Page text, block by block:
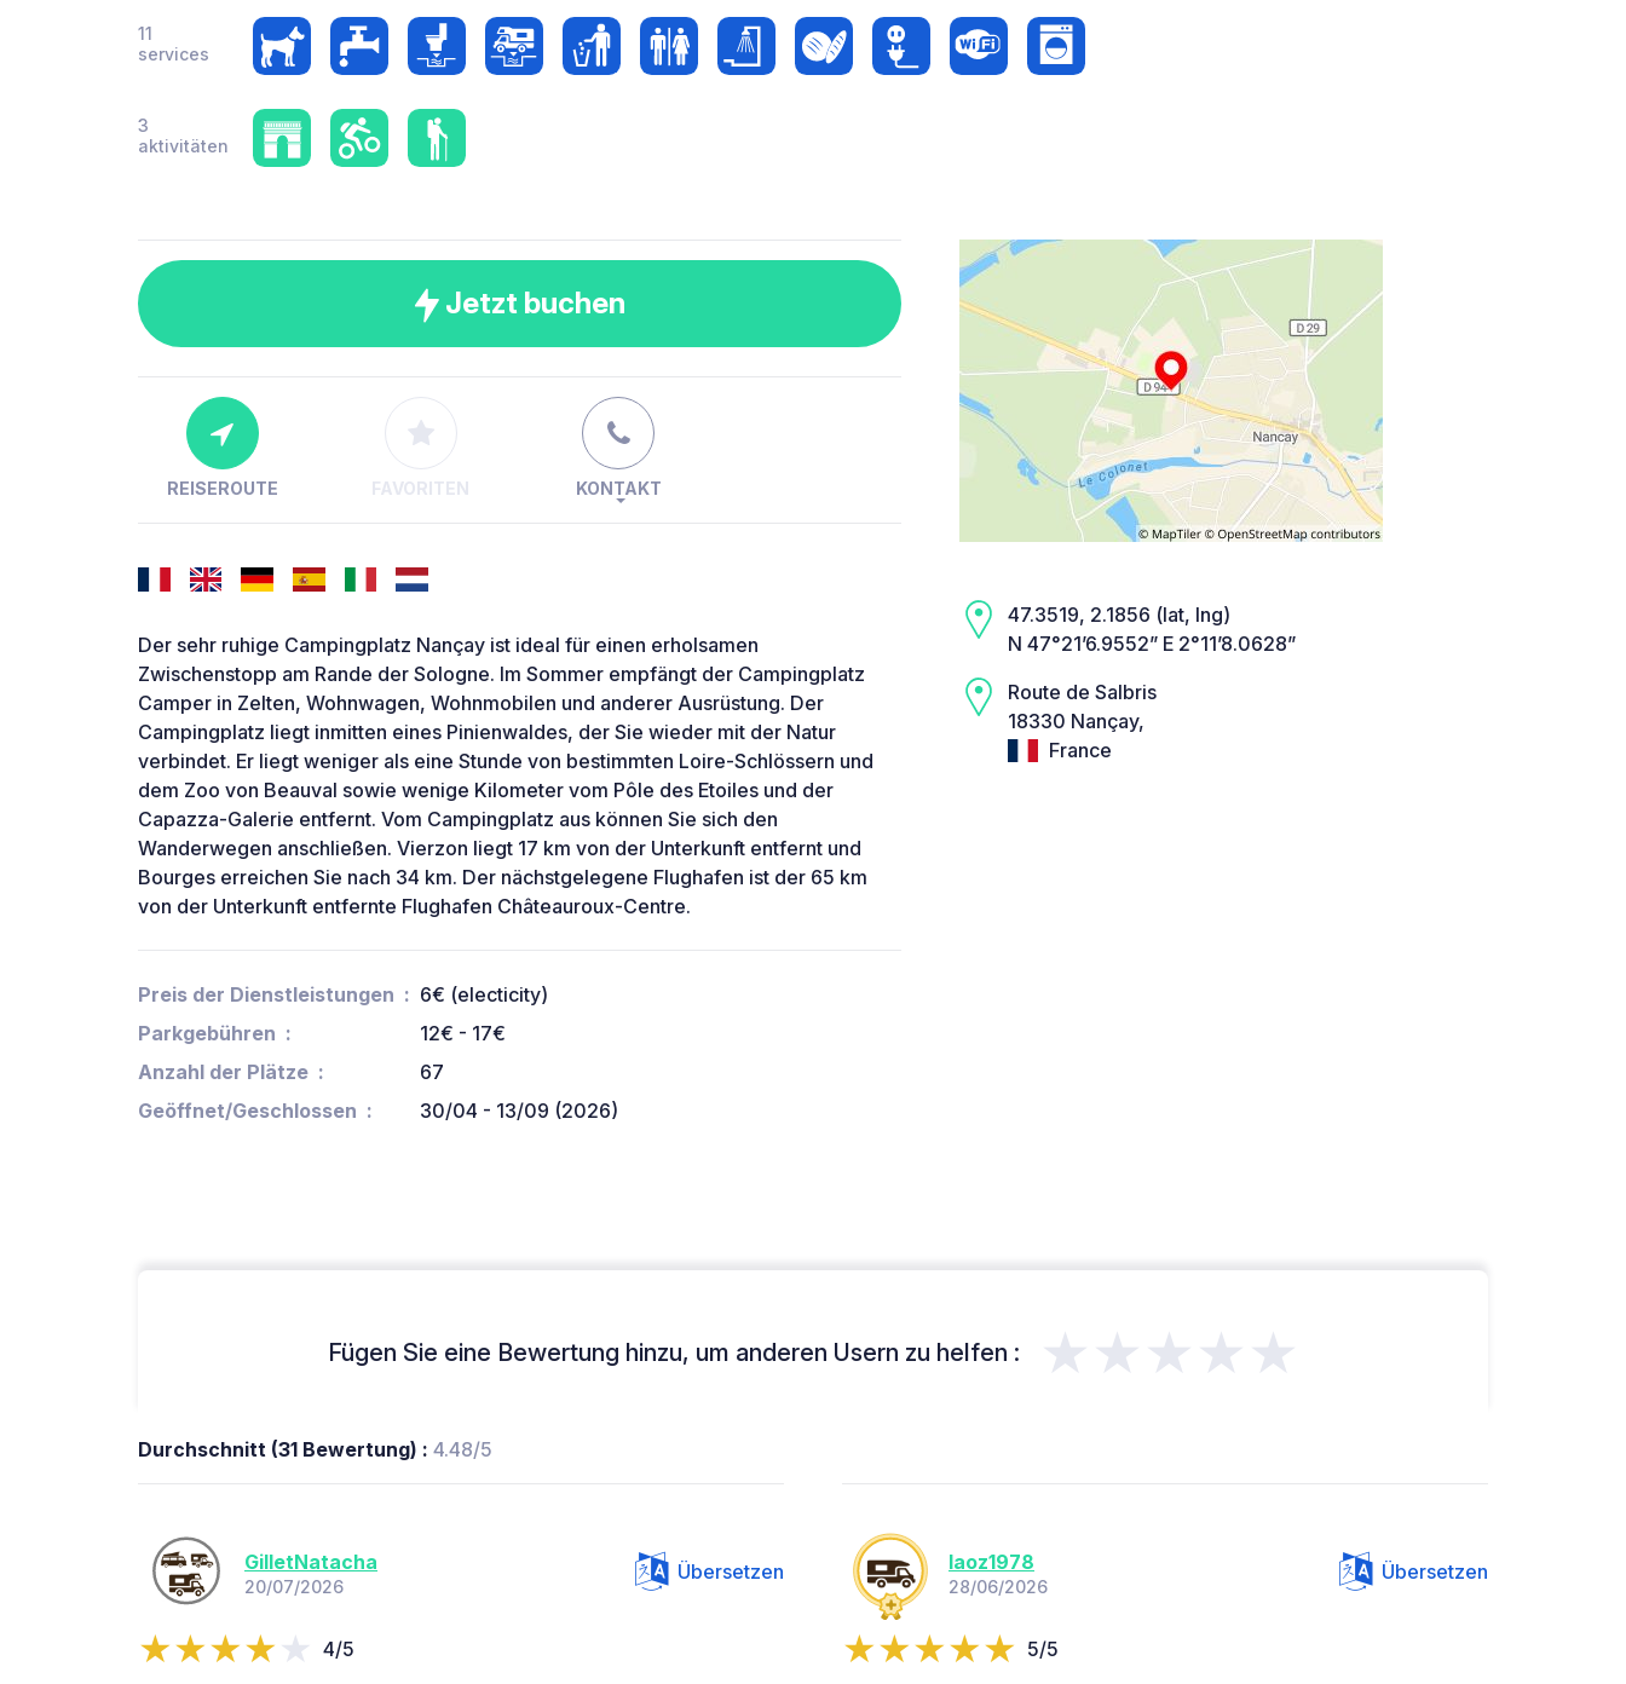
11
services
3
aktivitäten
Jetzt buchen
REISEROUTE FAVORITEN KONTAKT
Der sehr ruhige Campingplatz Nançay ist ideal für einen erholsamen
Zwischenstopp am Rande der Sologne. Im Sommer empfängt der Campingplatz
Camper in Zelten, Wohnwagen, Wohnmobilen und anderer Ausrüstung. Der
Campingplatz liegt inmitten eines Pinienwaldes, der Sie wieder mit der Natur
verbindet. Er liegt weniger als eine Stunde von bestimmten Loire-Schlössern und
dem Zoo von Beauval sowie wenige Kilometer vom Pôle des Etoiles und der
Capazza-Galerie entfernt. Vom Campingplatz aus können Sie sich den
Wanderwegen anschließen. Vierzon liegt 17 km von der Unterkunft entfernt und
Bourges erreichen Sie nach 34 km. Der nächstgelegene Flughafen ist der 65 km
von der Unterkunft entfernte Flughafen Châteauroux-Centre.
Preis der Dienstleistungen
6€ (electicity)
Parkgebühren
12€ - 17€
Anzahl der Plätze
67
Geöffnet/Geschlossen
30/04 - 13/09 (2026)
47.3519, 2.1856 (lat, lng)
N 47°21’6.9552” E 2°11’8.0628”
Route de Salbris
18330 Nançay,
France
Fügen Sie eine Bewertung hinzu, um anderen Usern zu helfen : ★★★★★
Durchschnitt (31 Bewertung) : 4.48/5
GilletNatacha
20/07/2026
Übersetzen
4/5
laoz1978
28/06/2026
Übersetzen
5/5